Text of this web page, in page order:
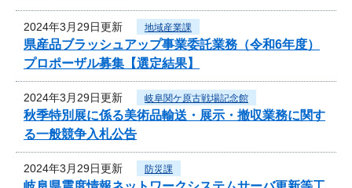
2024年3月29日更新 地域産業課
県産品ブラッシュアップ事業委託業務（令和6年度）
プロポーザル募集【選定結果】
2024年3月29日更新 岐阜関ケ原古戦場記念館
秋季特別展に係る美術品輸送・展示・撤収業務に関す
る一般競争入札公告
2024年3月29日更新 防災課